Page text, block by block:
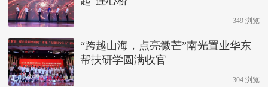
349 浏览
“跨越山海，点亮微芒”南光置业华东
帮扶研学圆满收官
304 浏览